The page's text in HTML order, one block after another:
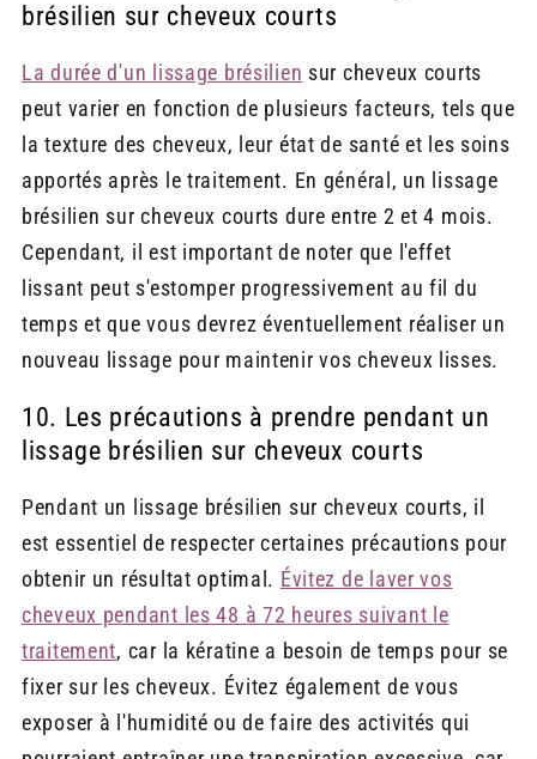
brésilien sur cheveux courts
La durée d'un lissage brésilien sur cheveux courts
peut varier en fonction de plusieurs facteurs, tels que
la texture des cheveux, leur état de santé et les soins
apportés après le traitement. En général, un lissage
brésilien sur cheveux courts dure entre 2 et 4 mois.
Cependant, il est important de noter que l'effet
lissant peut s'estomper progressivement au fil du
temps et que vous devrez éventuellement réaliser un
nouveau lissage pour maintenir vos cheveux lisses.
10. Les précautions à prendre pendant un
lissage brésilien sur cheveux courts
Pendant un lissage brésilien sur cheveux courts, il
est essentiel de respecter certaines précautions pour
obtenir un résultat optimal. Évitez de laver vos
cheveux pendant les 48 à 72 heures suivant le
traitement, car la kératine a besoin de temps pour se
fixer sur les cheveux. Évitez également de vous
exposer à l'humidité ou de faire des activités qui